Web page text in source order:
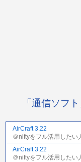
「通信ソフ
AirCraft 3.22
＠niftyをフル活用したい
AirCraft 3.22
＠niftyをフル活用したい